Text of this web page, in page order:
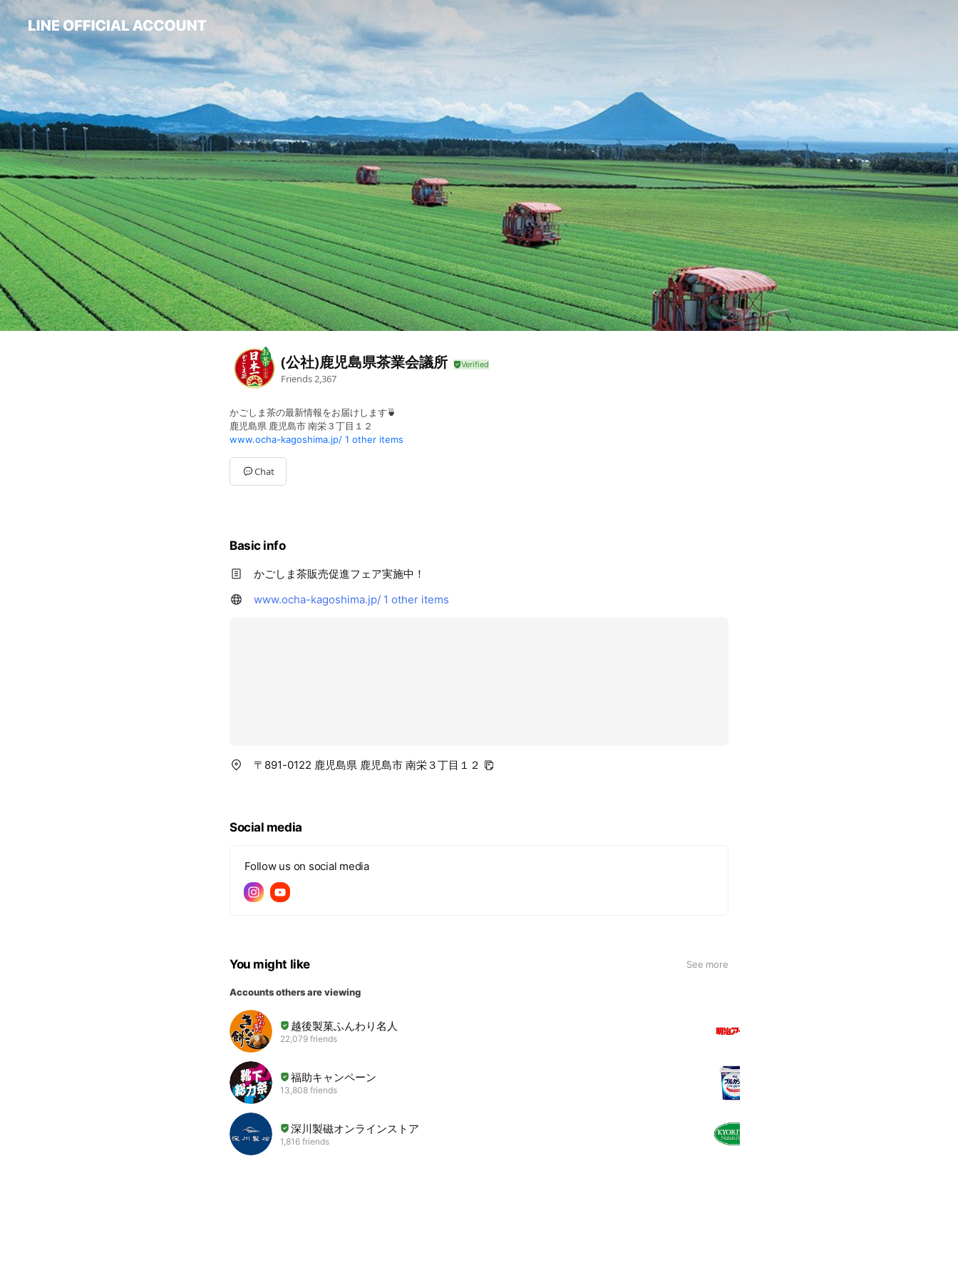
(公社)鹿児島県茶業会議所
Friends 2,367
かごしま茶の最新情報をお届けします🍵
鹿児島県 鹿児島市 南栄３丁目１２
www.ocha-kagoshima.jp/ 1 other items
Chat
Basic info
かごしま茶販売促進フェア実施中！
www.ocha-kagoshima.jp/ 1 other items
〒891-0122 鹿児島県 鹿児島市 南栄３丁目１２
Social media
Follow us on social media
You might like See more
Accounts others are viewing
越後製菓ふんわり名人
22,079 friends
福助キャンペーン
13,808 friends
深川製磁オンラインストア
1,816 friends